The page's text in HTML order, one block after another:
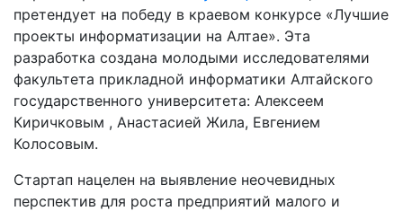
претендует на победу в краевом конкурсе «Лучшие
проекты информатизации на Алтае». Эта
разработка создана молодыми исследователями
факультета прикладной информатики Алтайского
государственного университета: Алексеем
Киричковым , Анастасией Жила, Евгением
Колосовым.
Стартап нацелен на выявление неочевидных
перспектив для роста предприятий малого и